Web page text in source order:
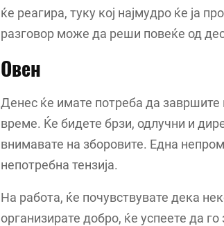
ќе реагира, туку кој најмудро ќе ја
разговор може да реши повеќе од
Овен
Денес ќе имате потреба да
време. Ќе бидете брзи, одлучни и
внимавате на зборовите. Една
непотребна тензија.
На работа, ќе почувствувате дека
организирате добро, ќе успеете да